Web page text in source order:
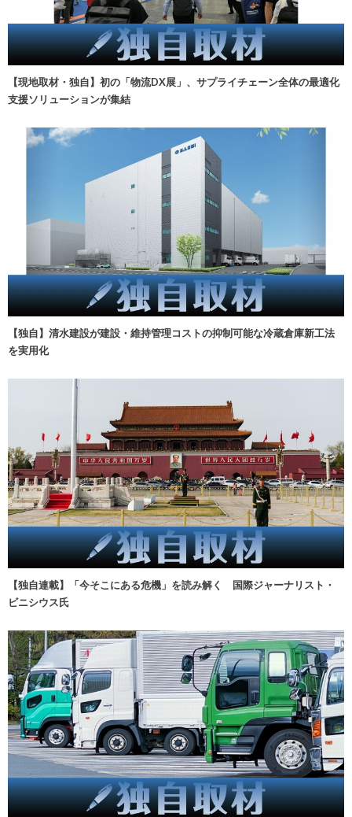
【現地取材・独自】初の「物流DX展」、サプライチェーン全体の最適化
支援ソリューションが集結
【独自】清水建設が建設・維持管理コストの抑制可能な冷蔵倉庫新工法
を実用化
【独自連載】「今そこにある危機」を読み解く 国際ジャーナリスト・
ビニシウス氏